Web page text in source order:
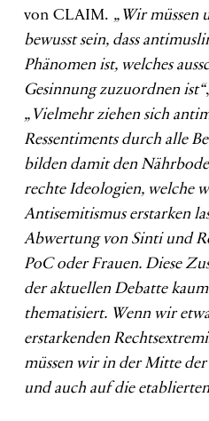
von CLAIM. „Wir müssen
bewusst sein, dass
Phänomen ist, welches
Gesinnung zuzuordnen ist“
„Vielmehr ziehen sich
Ressentiments durch alle
bilden damit den
rechte Ideologien, welche
Antisemitismus erstarken
Abwertung von Sinti und
PoC oder Frauen. Diese
der aktuellen Debatte
thematisiert. Wenn wir
erstarkenden
müssen wir in der Mitte der
und auch auf die